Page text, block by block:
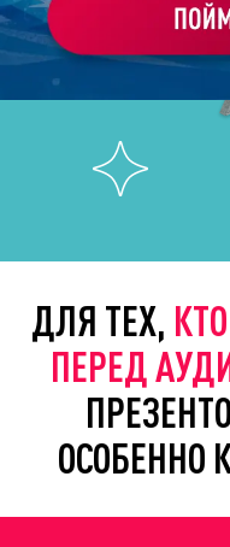
ДЛЯ ТЕХ,
ПЕРЕД
ОСОБЕННО